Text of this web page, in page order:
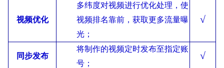
视频优化
多纬度对视频进行优化处理，使
视频排名靠前，获取更多流量曝
光；
√
同步发布
将制作的视频定时发布至指定账
号；
√